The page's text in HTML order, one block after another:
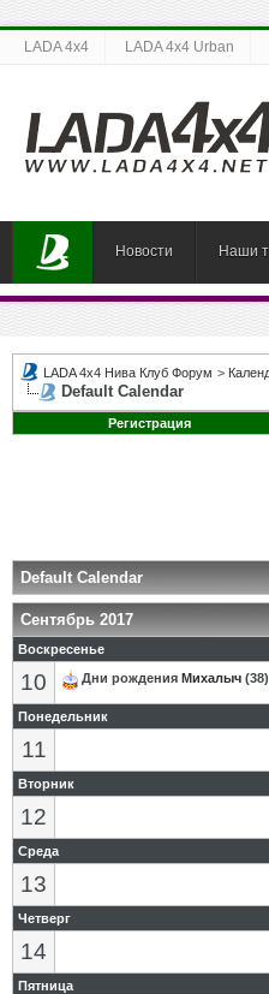
LADA 4x4 LADA 4x4 Urban
Новости Наши
LADA 4x4 Нива Клуб Форум >
Default Calendar
Регистрация
Default Calendar
Сентябрь 2017
Воскресенье
10 Дни рождения Михалыч (38)
Понедельник
11
Вторник
12
Среда
13
Четверг
14
Пятница